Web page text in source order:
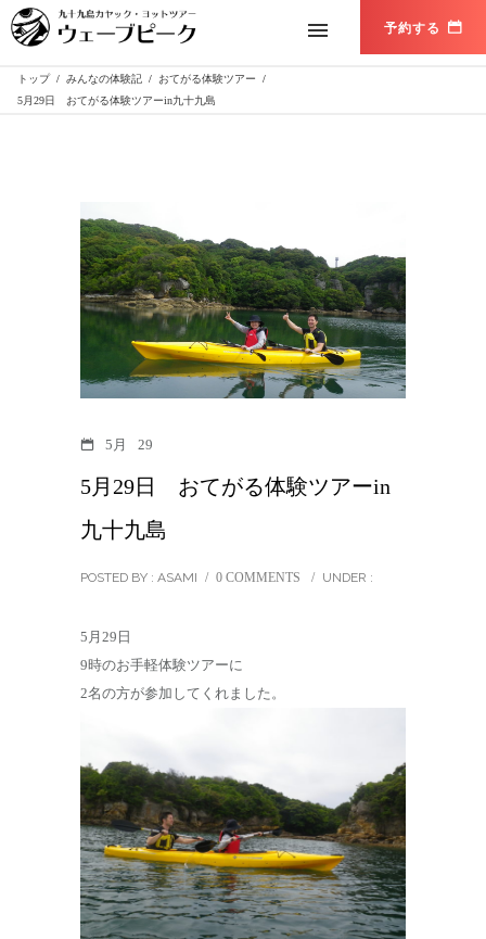
トップ / みんなの体験記 / おてがる体験ツアー
/
5月29日 おてがる体験ツアーin九十九島
5月 29
5月29日 おてがる体験ツアーin
九十九島
POSTED BY : ASAMI / 0 COMMENTS / UNDER :
5月29日
9時のお手軽体験ツアーに
2名の方が参加してくれました。